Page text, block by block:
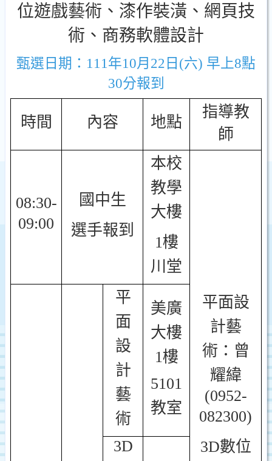
位遊戲藝術、漆作裝潢、網頁技
術、商務軟體設計
甄選日期：111年10月22日(六) 早上8點
30分報到
時間 內容 地點
指導教
師
08:30-
09:00
國中生
選手報到
本校
教學
大樓
1樓
川堂
平面設
計藝
術：曾
耀緯
(0952-
082300)
3D數位
平
面
設
計
藝
術
美廣
大樓
1樓
5101
教室
3D